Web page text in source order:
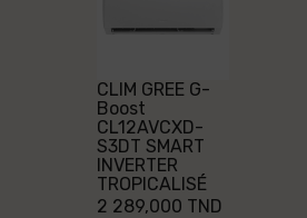
CLIM GREE G-
Boost
CL12AVCXD-
S3DT SMART
INVERTER
TROPICALISÉ
2 289,000 TND